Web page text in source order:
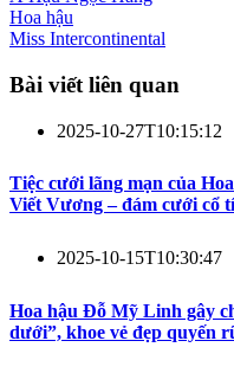
Hoa hậu
Miss Intercontinental
Bài viết liên quan
2025-10-27T10:15:12
Tiệc cưới lãng mạn của
Viết Vương – đám cưới cổ
2025-10-15T10:30:47
Hoa hậu Đỗ Mỹ Linh gây
dưới”, khoe vẻ đẹp quyến